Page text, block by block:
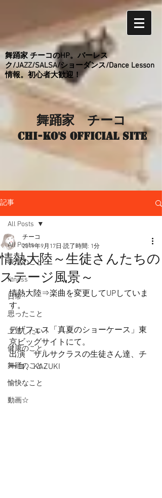
舞踊家 チーコのHP。バーレス
ク/JAZZ/SALSA/ショーダンス/Dance Lesson
情報。初心者大歓迎！
舞踊家 チーコ
Chi-ko's Official site
記事
All Posts
表現のこと
fitness
日常
思ったこと
上達したい！
健康のこと。
舞踊のこと。
愉快なこと
動画☆
All Posts
情熱大陸～生徒さんたちの
ステージ風景～
チーコ
2019年9月17日 読了時間: 1分
情熱大陸⇒楽曲を変更してUPしていま
す。
デザフェス「真夏のショーケース」東
京ビッグサイトにて。
出演　サルサクラスの生徒さん達、チ
ーコ、KAZUKI